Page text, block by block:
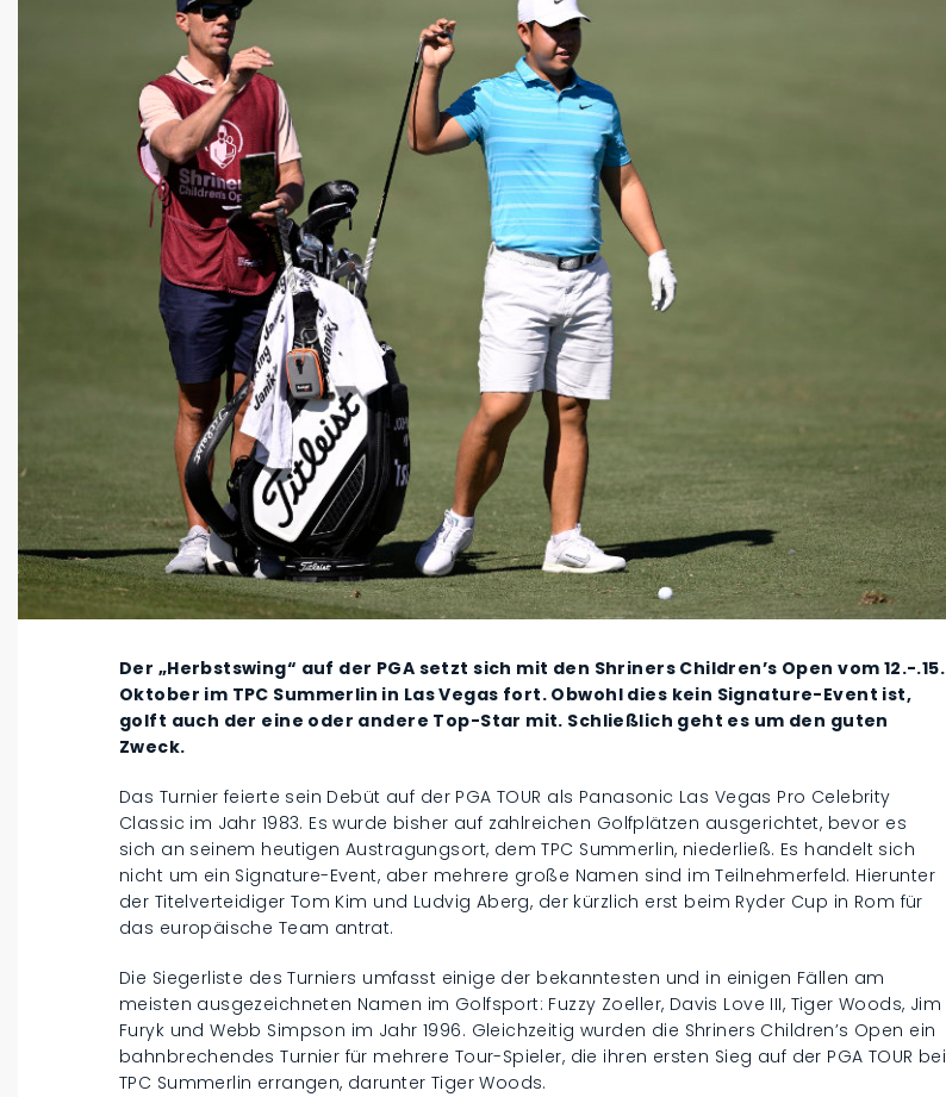
Der „Herbstswing“ auf der PGA setzt sich mit den Shriners Children’s Open vom 12.-.15.
Oktober im TPC Summerlin in Las Vegas fort. Obwohl dies kein Signature-Event ist,
golft auch der eine oder andere Top-Star mit. Schließlich geht es um den guten
Zweck.
Das Turnier feierte sein Debüt auf der PGA TOUR als Panasonic Las Vegas Pro Celebrity
Classic im Jahr 1983. Es wurde bisher auf zahlreichen Golfplätzen ausgerichtet, bevor es
sich an seinem heutigen Austragungsort, dem TPC Summerlin, niederließ. Es handelt sich
nicht um ein Signature-Event, aber mehrere große Namen sind im Teilnehmerfeld. Hierunter
der Titelverteidiger Tom Kim und Ludvig Aberg, der kürzlich erst beim Ryder Cup in Rom für
das europäische Team antrat.
Die Siegerliste des Turniers umfasst einige der bekanntesten und in einigen Fällen am
meisten ausgezeichneten Namen im Golfsport: Fuzzy Zoeller, Davis Love III, Tiger Woods, Jim
Furyk und Webb Simpson im Jahr 1996. Gleichzeitig wurden die Shriners Children’s Open ein
bahnbrechendes Turnier für mehrere Tour-Spieler, die ihren ersten Sieg auf der PGA TOUR bei
TPC Summerlin errangen, darunter Tiger Woods.